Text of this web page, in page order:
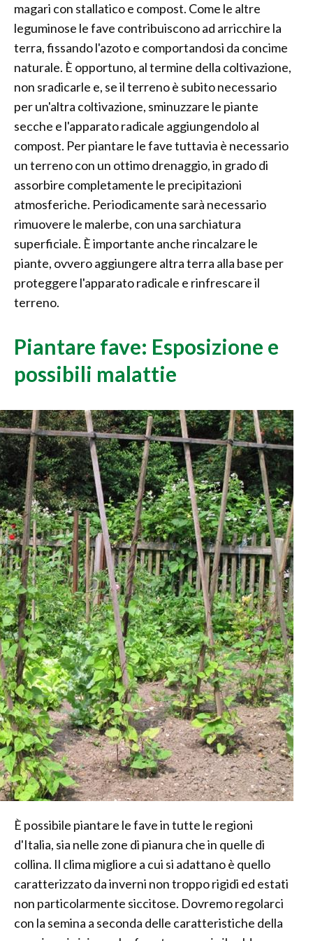
magari con stallatico e compost. Come le altre
leguminose le fave contribuiscono ad arricchire la
terra, fissando l'azoto e comportandosi da concime
naturale. È opportuno, al termine della coltivazione,
non sradicarle e, se il terreno è subito necessario
per un'altra coltivazione, sminuzzare le piante
secche e l'apparato radicale aggiungendolo al
compost. Per piantare le fave tuttavia è necessario
un terreno con un ottimo drenaggio, in grado di
assorbire completamente le precipitazioni
atmosferiche. Periodicamente sarà necessario
rimuovere le malerbe, con una sarchiatura
superficiale. È importante anche rincalzare le
piante, ovvero aggiungere altra terra alla base per
proteggere l'apparato radicale e rinfrescare il
terreno.
Piantare fave: Esposizione e
possibili malattie
È possibile piantare le fave in tutte le regioni
d'Italia, sia nelle zone di pianura che in quelle di
collina. Il clima migliore a cui si adattano è quello
caratterizzato da inverni non troppo rigidi ed estati
non particolarmente siccitose. Dovremo regolarci
con la semina a seconda delle caratteristiche della